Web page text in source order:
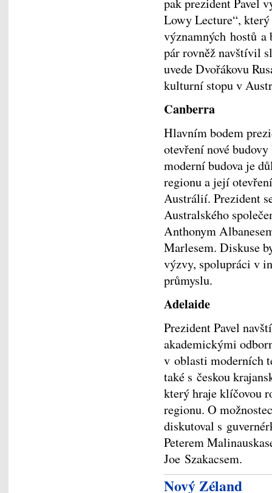
pak prezident Pavel
Lowy Lecture“,
významných hostů a
pár rovněž navštívil
uvede Dvořákovu
kulturní stopu v
Canberra
Hlavním bodem
otevření nové
moderní budova je
regionu a její
Austrálií. Prezident
Australského
Anthonym
Marlesem. Diskuse
výzvy, spolupráci v
průmyslu.
Adelaide
Prezident Pavel
akademickými
v oblasti moderních
také s českou
který hraje klíčovou
regionu. O
diskutoval s
Peterem
Joe Szakacsem.
Nový Zéland